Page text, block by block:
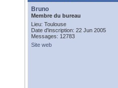
Bruno
Membre du bureau
Lieu: Toulouse
Date d'inscription: 22 Jun 2005
Messages: 12783
Site web